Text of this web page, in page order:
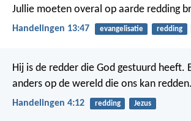
Jullie moeten overal op aarde redding
Handelingen 13:47 evangelisatie redding
Hij is de redder die God gestuurd heeft.
anders op de wereld die ons kan redden.
Handelingen 4:12 redding Jezus